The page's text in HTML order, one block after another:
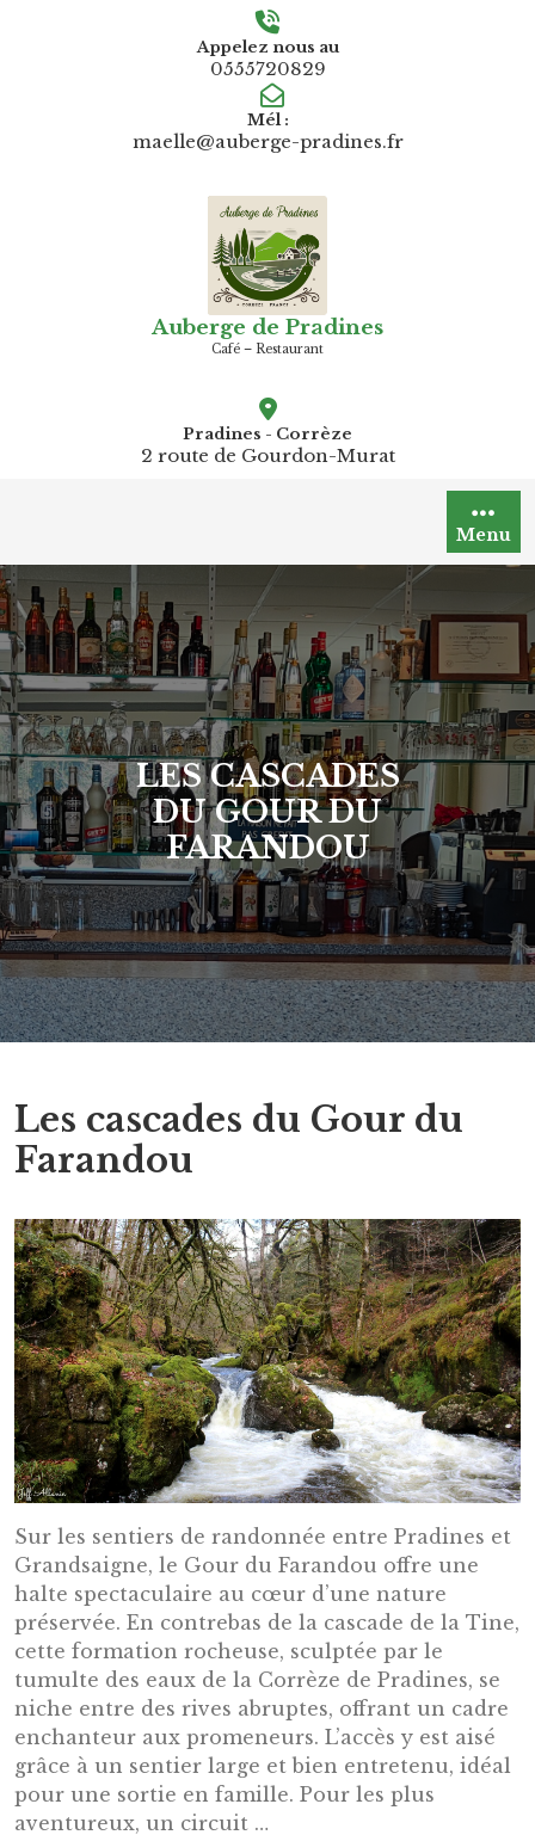
Appelez nous au
0555720829
Mél :
maelle@auberge-pradines.fr
Auberge de Pradines
Café – Restaurant
Pradines - Corrèze
2 route de Gourdon-Murat
Menu
LES CASCADES
DU GOUR DU
FARANDOU
Les cascades du Gour du
Farandou
Sur les sentiers de randonnée entre Pradines et
Grandsaigne, le Gour du Farandou offre une
halte spectaculaire au cœur d’une nature
préservée. En contrebas de la cascade de la Tine,
cette formation rocheuse, sculptée par le
tumulte des eaux de la Corrèze de Pradines, se
niche entre des rives abruptes, offrant un cadre
enchanteur aux promeneurs. L’accès y est aisé
grâce à un sentier large et bien entretenu, idéal
pour une sortie en famille. Pour les plus
aventureux, un circuit …